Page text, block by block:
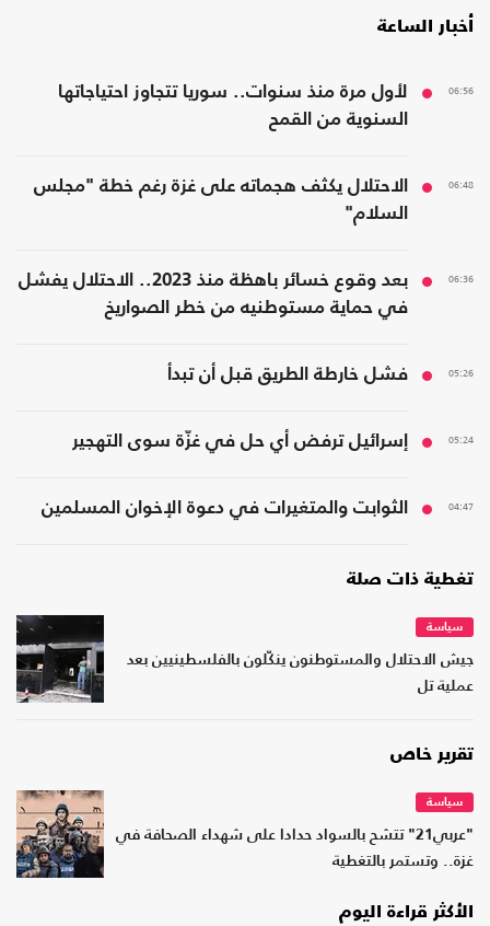
أخبار الساعة
06:56
لأول مرة منذ سنوات.. سوريا تتجاوز احتياجاتها
السنوية من القمح
06:48
الاحتلال يكثف هجماته على غزة رغم خطة "مجلس
السلام"
06:36
بعد وقوع خسائر باهظة منذ 2023.. الاحتلال يفشل
في حماية مستوطنيه من خطر الصواريخ
05:26 فشل خارطة الطريق قبل أن تبدأ
05:24 إسرائيل ترفض أي حل في غزّة سوى التهجير
04:47 الثوابت والمتغيرات في دعوة الإخوان المسلمين
تغطية ذات صلة
سياسة
جيش الاحتلال والمستوطنون ينكّلون بالفلسطينيين بعد
عملية تل
تقرير خاص
سياسة
"عربي21" تتشح بالسواد حدادا على شهداء الصحافة في
غزة.. وتستمر بالتغطية
الأكثر قراءة اليوم